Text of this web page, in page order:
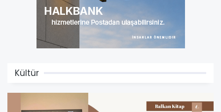
Kültür